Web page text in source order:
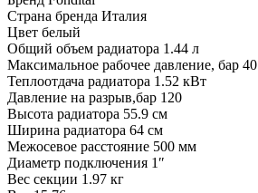
Страна бренда Италия
Цвет белый
Общий объем радиатора 1.44 л
Максимальное рабочее давление, бар 40
Теплоотдача радиатора 1.52 кВт
Давление на разрыв,бар 120
Высота радиатора 55.9 см
Ширина радиатора 64 см
Межосевое расстояние 500 мм
Диаметр подключения 1″
Вес секции 1.97 кг